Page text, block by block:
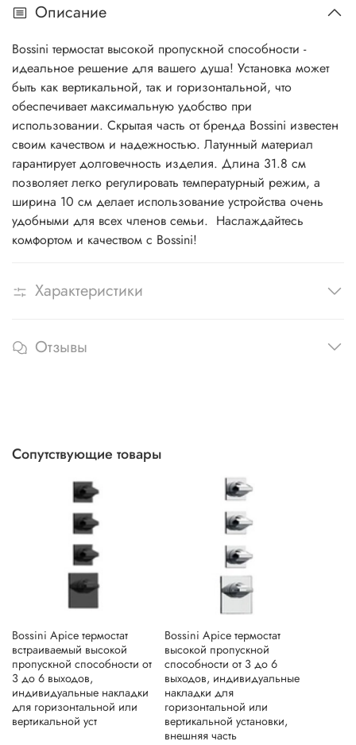
Описание
Bossini термостат высокой пропускной способности -
идеальное решение для вашего душа! Установка может
быть как вертикальной, так и горизонтальной, что
обеспечивает максимальную удобство при
использовании. Скрытая часть от бренда Bossini известен
своим качеством и надежностью. Латунный материал
гарантирует долговечность изделия. Длина 31.8 см
позволяет легко регулировать температурный режим, а
ширина 10 см делает использование устройства очень
удобными для всех членов семьи. Наслаждайтесь
комфортом и качеством с Bossini!
Характеристики
Отзывы
Сопутствующие товары
Bossini Apice термостат
встраиваемый высокой
пропускной способности от
3 до 6 выходов,
индивидуальные накладки
для горизонтальной или
вертикальной уст
Bossini Apice термостат
высокой пропускной
способности от 3 до 6
выходов, индивидуальные
накладки для
горизонтальной или
вертикальной установки,
внешняя часть